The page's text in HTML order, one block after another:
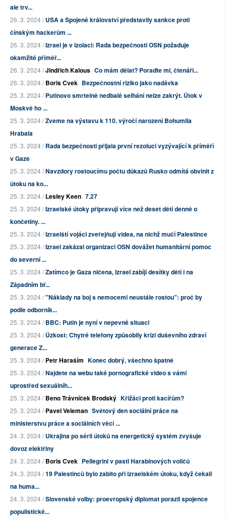
ale trv...
26. 3. 2024 /USA a Spojené království představily sankce proti
čínským hackerům ...
26. 3. 2024 /Izrael je v izolaci: Rada bezpečnosti OSN požaduje
okamžité příměř...
26. 3. 2024 /Jindřich Kalous Co mám dělat? Poraďte mi, čtenáři...
26. 3. 2024 /Boris Cvek Bezpečnostní riziko jako nadávka
25. 3. 2024 /Putinovo smrtelně nedbalé selhání nelze zakrýt. Útok v
Moskvě ho ...
25. 3. 2024 /Zveme na výstavu k 110. výročí narození Bohumila
Hrabala
25. 3. 2024 /Rada bezpečnosti přijala první rezoluci vyzývající k příměří
v Gaze
25. 3. 2024 /Navzdory rostoucímu počtu důkazů Rusko odmítá obvinit z
útoku na ko...
25. 3. 2024 /Lesley Keen 7.27
25. 3. 2024 /Izraelské útoky připravují více než deset dětí denně o
končetiny. ...
25. 3. 2024 /Izraelští vojáci zveřejňují videa, na nichž mučí Palestince
25. 3. 2024 /Izrael zakázal organizaci OSN dovážet humanitární pomoc
do severní ...
25. 3. 2024 /Zatímco je Gaza ničena, Izrael zabíjí desítky dětí i na
Západním bř...
25. 3. 2024 /"Náklady na boj s nemocemi neustále rostou": proč by
podle odborník...
25. 3. 2024 /BBC: Putin je nyní v nepevné situaci
25. 3. 2024 /Úzkost: Chytré telefony způsobily krizi duševního zdraví
generace Z...
25. 3. 2024 /Petr Haraším Konec dobrý, všechno špatně
25. 3. 2024 /Najdete na webu také pornografické video s vámi
uprostřed sexuálníh...
25. 3. 2024 /Beno Trávníček Brodský Křižáci proti kacířům?
25. 3. 2024 /Pavel Veleman Světový den sociální práce na
ministerstvu práce a sociálních věcí ...
24. 3. 2024 /Ukrajina po sérii útoků na energetický systém zvyšuje
dovoz elektřiny
24. 3. 2024 /Boris Cvek Pellegrini v pasti Harabinových voličů
24. 3. 2024 /19 Palestinců bylo zabito při izraelském útoku, když čekali
na huma...
24. 3. 2024 /Slovenské volby: proevropský diplomat porazil spojence
populistické...